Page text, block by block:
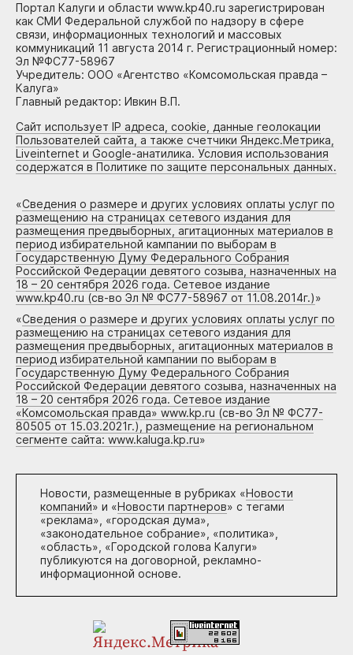
Портал Калуги и области www.kp40.ru зарегистрирован
как СМИ Федеральной службой по надзору в сфере
связи, информационных технологий и массовых
коммуникаций 11 августа 2014 г. Регистрационный номер:
Эл №ФС77-58967
Учредитель: ООО «Агентство «Комсомольская правда –
Калуга»
Главный редактор: Ивкин В.П.
Сайт использует IP адреса, cookie, данные геолокации
Пользователей сайта, а также счетчики Яндекс.Метрика,
Liveinternet и Google-анатилика. Условия использования
содержатся в Политике по защите персональных данных.
«Сведения о размере и других условиях оплаты услуг по
размещению на страницах сетевого издания для
размещения предвыборных, агитационных материалов в
период избирательной кампании по выборам в
Государственную Думу Федерального Собрания
Российской Федерации девятого созыва, назначенных на
18 – 20 сентября 2026 года. Сетевое издание
www.kp40.ru (св-во Эл № ФС77-58967 от 11.08.2014г.)»
«Сведения о размере и других условиях оплаты услуг по
размещению на страницах сетевого издания для
размещения предвыборных, агитационных материалов в
период избирательной кампании по выборам в
Государственную Думу Федерального Собрания
Российской Федерации девятого созыва, назначенных на
18 – 20 сентября 2026 года. Сетевое издание
«Комсомольская правда» www.kp.ru (св-во Эл № ФС77-
80505 от 15.03.2021г.), размещение на региональном
сегменте сайта: www.kaluga.kp.ru»
Новости, размещенные в рубриках «Новости
компаний» и «Новости партнеров» с тегами
«реклама», «городская дума»,
«законодательное собрание», «политика»,
«область», «Городской голова Калуги»
публикуются на договорной, рекламно-
информационной основе.